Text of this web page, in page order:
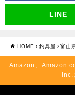
LINE
HOME 釣具屋 富山
Amazon、